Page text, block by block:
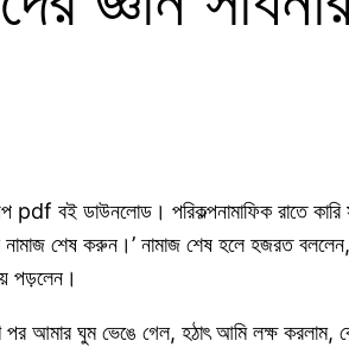
গল্প pdf বই ডাউনলোড। পরিকল্পনামাফিক রাতে
শেষ করুন।’ নামাজ শেষ হলে হজরত
পড়লেন।
পর আমার ঘুম ভেঙে গেল, হঠাৎ আমি লক্ষ